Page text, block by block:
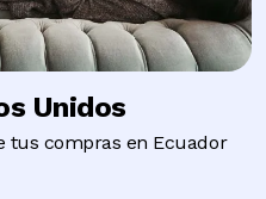
Unidos
compras en Ecuador